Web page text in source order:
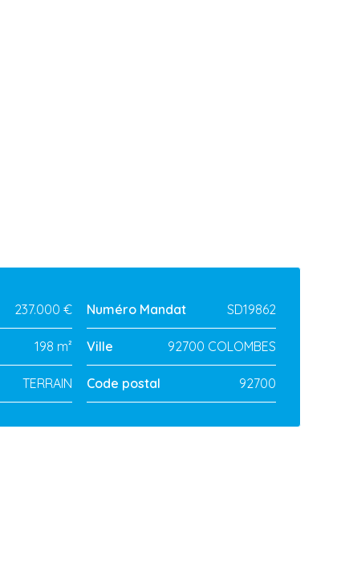
237.000 €
198 m²
TERRAIN
Numéro Mandat SD19862
Ville 92700 COLOMBES
Code postal 92700